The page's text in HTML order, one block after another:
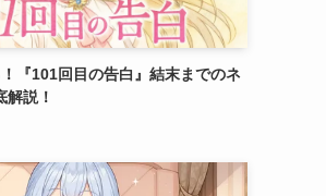
『101回目の告白』結末までのネ
解説！